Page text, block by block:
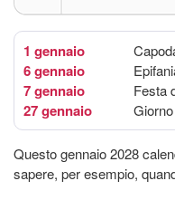
1 gennaio
6 gennaio
7 gennaio Festa
27 gennaio
Questo gennaio 2028
sapere, per esempio,